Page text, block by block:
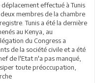
effectué à Tunis
membres de la chambre
Tunis a été la dernière
au Kenya, au
du Congress a
de la société civile et a été
de l'Etat n'a pas manqué,
toute préoccupation,